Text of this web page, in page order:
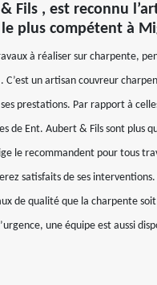
Fils , est reconnu
plus compétent à
à réaliser sur charpente,
C’est un artisan couvreur
prestations. Par rapport à
de Ent. Aubert & Fils sont plus
le recommandent pour tous
satisfaits de ses
de qualité que la charpente
une équipe est aussi